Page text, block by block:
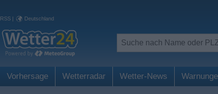
RSS | Deutschland
Vorhersage Wetterradar Wetter-News